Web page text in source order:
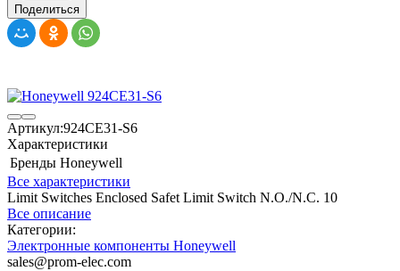
Поделиться
Артикул:924CE31-S6
Характеристики
Бренды Honeywell
Все характеристики
Limit Switches Enclosed Safet Limit Switch N.O./N.C. 10
Все описание
Категории:
Электронные компоненты Honeywell
sales@prom-elec.com